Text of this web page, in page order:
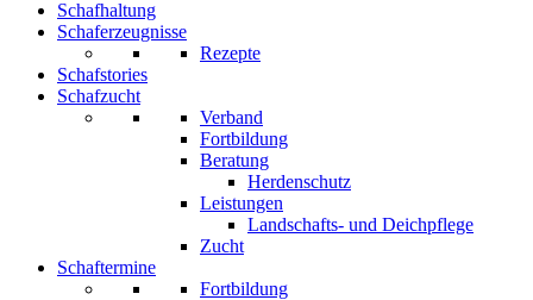
Schafhaltung
Schaferzeugnisse
Rezepte
Schafstories
Schafzucht
Verband
Fortbildung
Beratung
Herdenschutz
Leistungen
Landschafts- und Deichpflege
Zucht
Schaftermine
Fortbildung